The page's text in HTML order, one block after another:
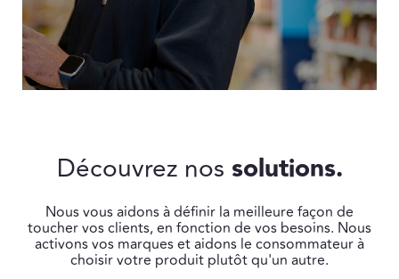
Découvrez nos solutions.
Nous vous aidons à définir la meilleure façon de
toucher vos clients, en fonction de vos besoins. Nous
activons vos marques et aidons le consommateur à
choisir votre produit plutôt qu'un autre.